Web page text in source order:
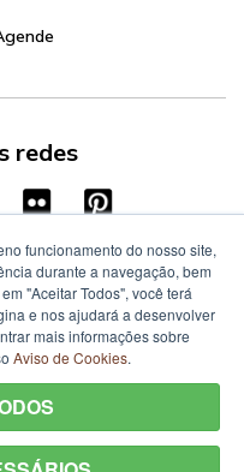
redes
funcionamento do nosso site,
durante a navegação, bem
"Aceitar Todos", você terá
e nos ajudará a desenvolver
mais informações sobre
Aviso de Cookies.